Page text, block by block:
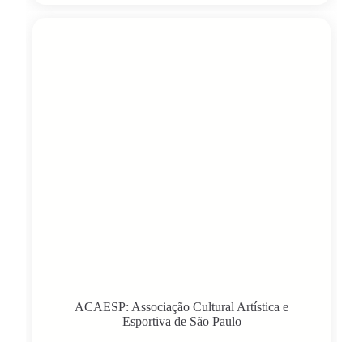
ACAESP: Associação Cultural Artística e
Esportiva de São Paulo